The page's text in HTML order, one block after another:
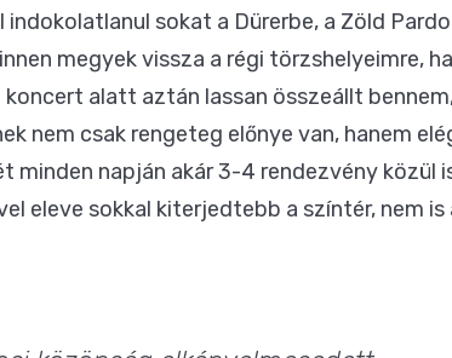
sokat a Dürerbe, a Zöld
megyek vissza a régi törzshelyeimre,
alatt aztán lassan összeállt
nem csak rengeteg előnye van, hanem
minden napján akár 3-4 rendezvény közül
eleve sokkal kiterjedtebb a színtér, nem is